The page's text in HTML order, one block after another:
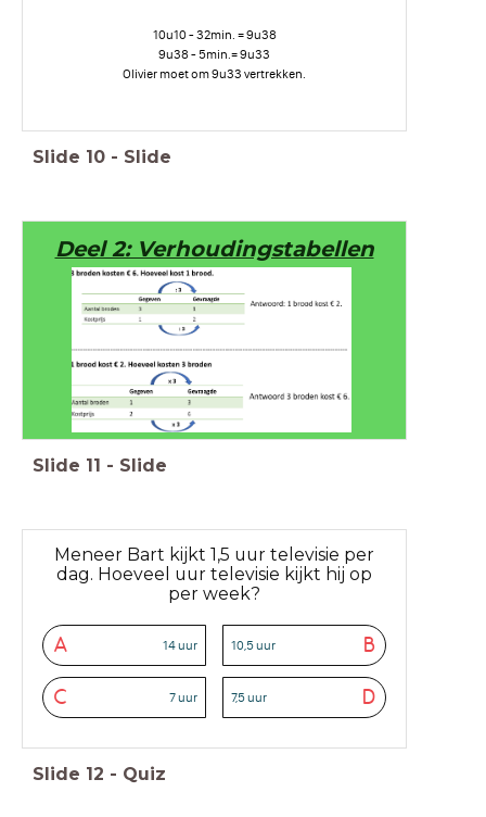
10u10 - 32min. = 9u38
9u38 - 5min.= 9u33
Olivier moet om 9u33 vertrekken.
Slide 10 - Slide
Deel 2: Verhoudingstabellen
Slide 11 - Slide
Meneer Bart kijkt 1,5 uur televisie per
dag. Hoeveel uur televisie kijkt hij op
per week?
A 14 uur B
10,5 uur
C 7 uur D
7,5 uur
Slide 12 - Quiz